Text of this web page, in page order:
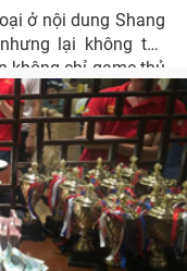
ở nội dung Shang
lại không thể
không chỉ game thủ
nuối tiếc.